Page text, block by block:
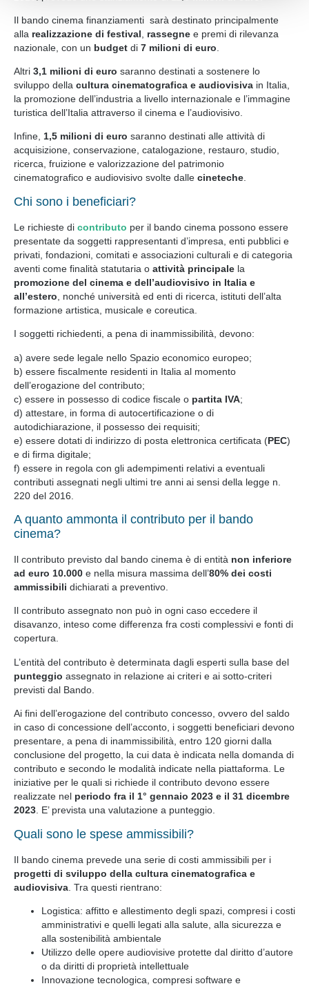
Acconsente ai nostri cookie se continua a navigare sul
nostro sito web.
Il bando cinema finanziamenti sarà destinato principalmente
alla realizzazione di festival rassegne e premi di rilevanza
nazionale, con un budget di 7 milioni di euro
Altri 3,1 milioni di euro saranno destinati a sostenere lo
sviluppo della cultura cinematografica e audiovisiva in Italia,
la promozione dell’industria a livello internazionale e l’immagine
turistica dell’Italia attraverso il cinema e l’audiovisivo.
Infine, 1,5 milioni di euro saranno destinati alle attività di
acquisizione, conservazione, catalogazione, restauro, studio,
ricerca, fruizione e valorizzazione del patrimonio
cinematografico e audiovisivo svolte dalle cineteche.
Chi sono i beneficiari?
Le richieste di contributo per il bando cinema possono essere
presentate da soggetti rappresentanti d’impresa, enti pubblici e
privati, fondazioni, comitati e associazioni culturali e di categoria
aventi come finalità statutaria o attività principale la
promozione del cinema e dell’audiovisivo in Italia e
all’estero , nonché università ed enti di ricerca, istituti dell’alta
formazione artistica, musicale e coreutica.
I soggetti richiedenti, a pena di inammissibilità, devono:
a) avere sede legale nello Spazio economico europeo;
b) essere fiscalmente residenti in Italia al momento
dell’erogazione del contributo;
c) essere in possesso di codice fiscale o partita IVA;
d) attestare, in forma di autocertificazione o di
autodichiarazione, il possesso dei requisiti;
e) essere dotati di indirizzo di posta elettronica certificata (PEC)
e di firma digitale;
f) essere in regola con gli adempimenti relativi a eventuali
contributi assegnati negli ultimi tre anni ai sensi della legge n.
220 del 2016.
A quanto ammonta il contributo per il bando
cinema?
Il contributo previsto dal bando cinema è di entità non inferiore
ad euro 10.000 e nella misura massima dell’80% dei costi
ammissibili dichiarati a preventivo.
Il contributo assegnato non può in ogni caso eccedere il
disavanzo, inteso come differenza fra costi complessivi e fonti di
copertura.
L’entità del contributo è determinata dagli esperti sulla base del
punteggio assegnato in relazione ai criteri e ai sotto-criteri
previsti dal Bando.
Ai fini dell’erogazione del contributo concesso, ovvero del saldo
in caso di concessione dell’acconto, i soggetti beneficiari devono
presentare, a pena di inammissibilità, entro 120 giorni dalla
conclusione del progetto, la cui data è indicata nella domanda di
contributo e secondo le modalità indicate nella piattaforma. Le
iniziative per le quali si richiede il contributo devono essere
realizzate nel periodo fra il 1° gennaio 2023 e il 31 dicembre
2023 . E’ prevista una valutazione a punteggio.
Quali sono le spese ammissibili?
Il bando cinema prevede una serie di costi ammissibili per i
progetti di sviluppo della cultura cinematografica e
audiovisiva . Tra questi rientrano:
Logistica: affitto e allestimento degli spazi, compresi i costi
amministrativi e quelli legati alla salute, alla sicurezza e
alla sostenibilità ambientale
Utilizzo delle opere audiovisive protette dal diritto d’autore
o da diritti di proprietà intellettuale
Innovazione tecnologica, compresi software e